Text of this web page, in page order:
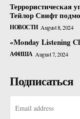
Террористическая
Тейлор Свифт
НОВОСТИ August 8, 2024
«Monday Listening
АФИША August 7, 2024
Подписаться